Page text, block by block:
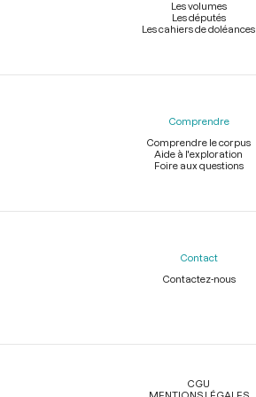
Les volumes
Les députés
Les cahiers de doléances
Comprendre
Comprendre le corpus
Aide à l'exploration
Foire aux questions
Contact
Contactez-nous
Légal
CGU